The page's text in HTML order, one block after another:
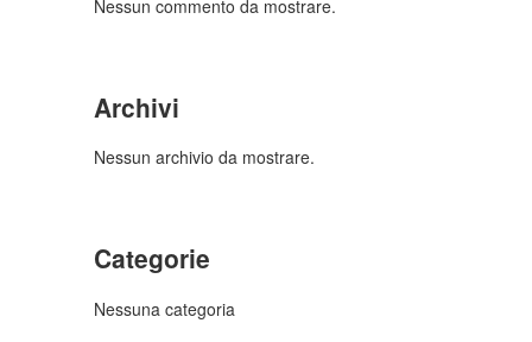
Nessun commento da mostrare.
Archivi
Nessun archivio da mostrare.
Categorie
Nessuna categoria